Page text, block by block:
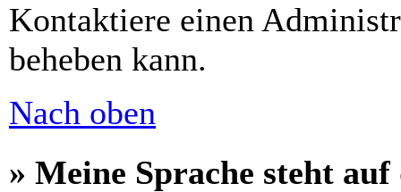
Kontaktiere einen
beheben kann.
Nach oben
» Meine Sprache steht